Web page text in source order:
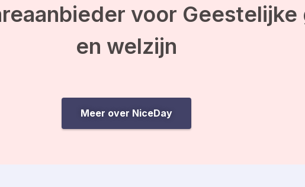
voor
en welzijn
Meer over NiceDay